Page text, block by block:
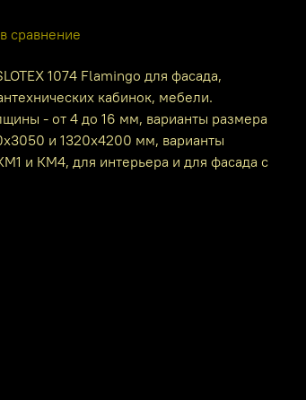
сравнение
1074 Flamingo для фасада,
кабинок, мебели.
- от 4 до 16 мм, варианты размера
и 1320х4200 мм, варианты
и КМ4, для интерьера и для фасада с